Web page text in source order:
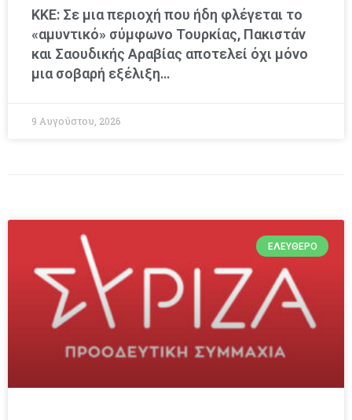
ΚΚΕ: Σε μια περιοχή που ήδη φλέγεται το
«αμυντικό» σύμφωνο Τουρκίας, Πακιστάν
και Σαουδικής Αραβίας αποτελεί όχι μόνο
μια σοβαρή εξέλιξη…
9 Αυγούστου, 2026
ΕΛΕΎΘΕΡΟ